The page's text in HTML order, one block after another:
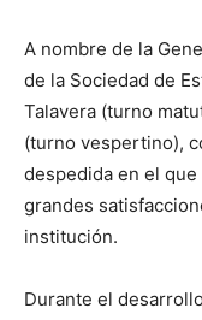
A nombre de la
de la Sociedad de
Talavera (turno
(turno vespertino),
despedida en el
grandes
institución.
Durante el